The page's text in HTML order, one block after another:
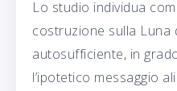
Lo studio individua
costruzione sulla Luna
autosufficiente, in
l’ipotetico messaggio